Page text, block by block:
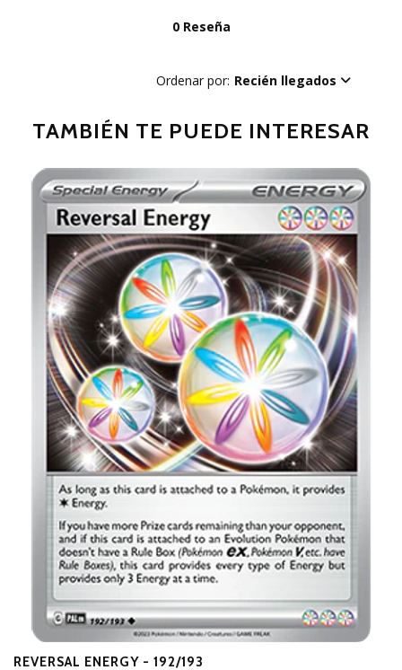
0 Reseña
Ordenar por: Recién llegados
TAMBIÉN TE PUEDE INTERESAR
REVERSAL ENERGY - 192/193